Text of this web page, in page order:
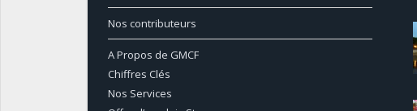
Nos contributeurs
A Propos de GMCF
Chiffres Clés
Nos Services